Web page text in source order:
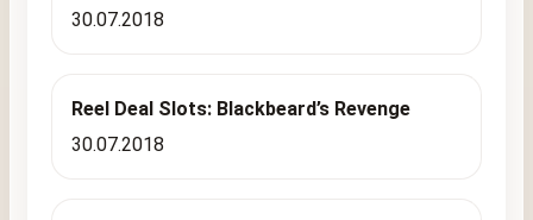
30.07.2018
Reel Deal Slots: Blackbeard’s Revenge
30.07.2018